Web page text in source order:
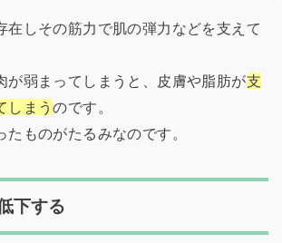
在しその筋力で肌の弾力などを支えて
が弱まってしまうと、皮膚や脂肪が支
しまうのです。
ものがたるみなのです。
下する